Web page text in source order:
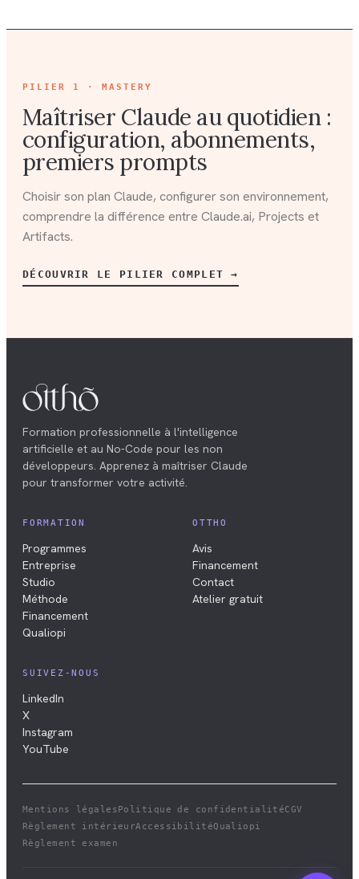
PILIER 1 · MASTERY
Maîtriser Claude au quotidien :
configuration, abonnements,
premiers prompts
Choisir son plan Claude, configurer son environnement,
comprendre la différence entre Claude.ai, Projects et
Artifacts.
DÉCOUVRIR LE PILIER COMPLET →
Formation professionnelle à l'intelligence
artificielle et au No-Code pour les non
développeurs. Apprenez à maîtriser Claude
pour transformer votre activité.
FORMATION
Programmes
Entreprise
Studio
Méthode
Financement
Qualiopi
OTTHO
Avis
Financement
Contact
Atelier gratuit
SUIVEZ-NOUS
LinkedIn
X
Instagram
YouTube
Mentions légales Politique de confidentialitéCGV
Règlement intérieurAccessibilitéQualiopi
Règlement examen